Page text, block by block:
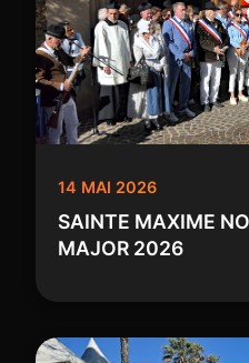
14 MAI 2026
SAINTE MAXIME
MAJOR 2026